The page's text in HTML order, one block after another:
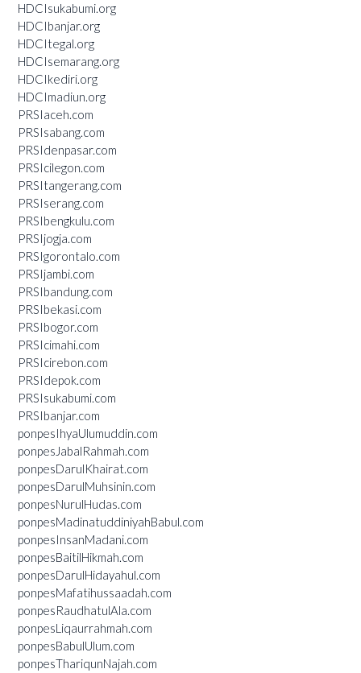
HDCIsukabumi.org
HDCIbanjar.org
HDCItegal.org
HDCIsemarang.org
HDCIkediri.org
HDCImadiun.org
PRSIaceh.com
PRSIsabang.com
PRSIdenpasar.com
PRSIcilegon.com
PRSItangerang.com
PRSIserang.com
PRSIbengkulu.com
PRSIjogja.com
PRSIgorontalo.com
PRSIjambi.com
PRSIbandung.com
PRSIbekasi.com
PRSIbogor.com
PRSIcimahi.com
PRSIcirebon.com
PRSIdepok.com
PRSIsukabumi.com
PRSIbanjar.com
ponpesIhyaUlumuddin.com
ponpesJabalRahmah.com
ponpesDarulKhairat.com
ponpesDarulMuhsinin.com
ponpesNurulHudas.com
ponpesMadinatuddiniyahBabul.com
ponpesInsanMadani.com
ponpesBaitilHikmah.com
ponpesDarulHidayahul.com
ponpesMafatihussaadah.com
ponpesRaudhatulAla.com
ponpesLiqaurrahmah.com
ponpesBabulUlum.com
ponpesThariqunNajah.com